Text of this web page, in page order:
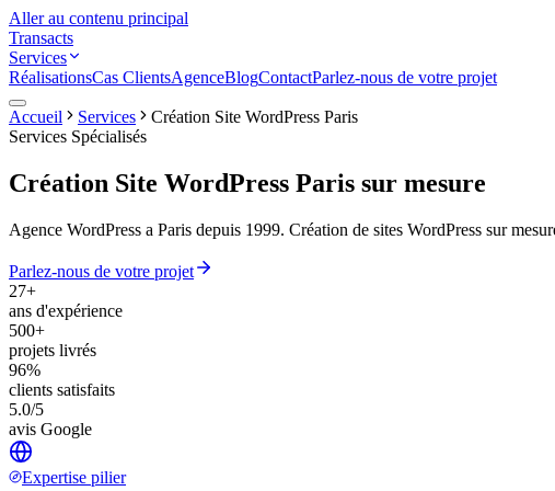
Aller au contenu principal
Transacts
Services
RéalisationsCas ClientsAgenceBlogContactParlez-nous de votre projet
Accueil Services
Création Site WordPress Paris
Services Spécialisés
Création Site WordPress Paris sur mesure
Agence WordPress a Paris depuis 1999. Création de sites WordPress sur
Parlez-nous de votre projet
27+
ans d'expérience
500+
projets livrés
96%
clients satisfaits
5.0/5
avis Google
Expertise pilier